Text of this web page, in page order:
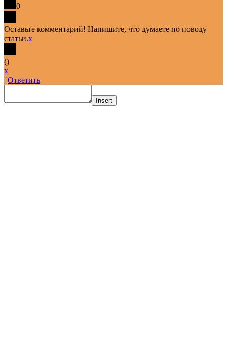
0
Оставьте комментарий! Напишите, что думаете по поводу
статьи.x
()
x
| Ответить
Insert